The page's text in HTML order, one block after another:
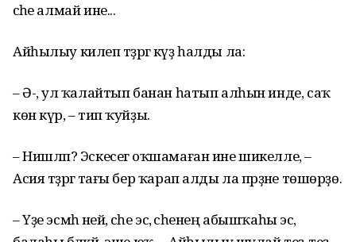
әсәһе алмай ине...
Айһылыу килеп тәҙрәгә күҙ һалды ла:
– Ә-ә, ул ҡалайтып банан һатып алһын инде, саҡ
көн күрә, – тип ҡуйҙы.
– Нишләп? Эскесегә оҡшамаған ине шикелле, –
Асия тәҙрәгә тағы бер ҡарап алды ла пәрҙәне төшөрҙө.
– Үҙе эсмәһә ней, әсәһе эсә, әсәһенең абышҡаһы эсә,